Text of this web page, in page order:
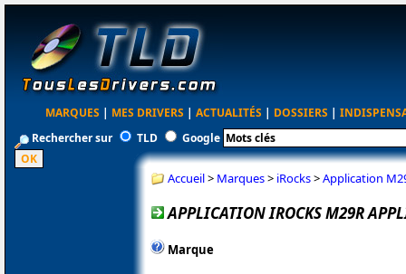
MARQUES | MES DRIVERS | ACTUALITÉS | DOSSIERS |
Rechercher sur
TLD Google
Accueil> Marques> iRocks>Application
APPLICATION IROCKS M29R
Marque